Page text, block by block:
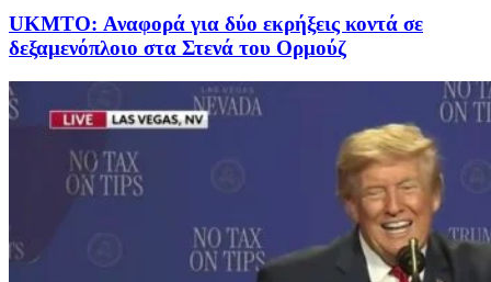
UKMTO: Αναφορά για δύο εκρήξεις κοντά σε
δεξαμενόπλοιο στα Στενά του Ορμούζ